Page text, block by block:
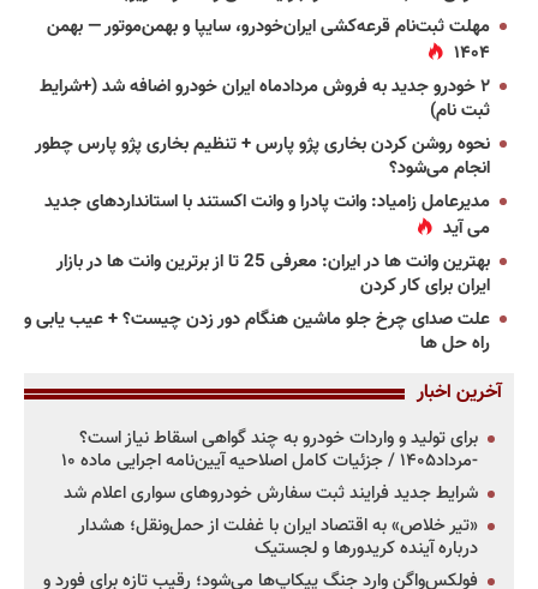
مهلت ثبت‌نام قرعه‌کشی ایران‌خودرو، سایپا و بهمن‌موتور — بهمن
۱۴۰۴
۲ خودرو جدید به فروش مردادماه ایران خودرو اضافه شد (+شرایط
ثبت نام)
نحوه روشن کردن بخاری پژو پارس + تنظیم بخاری پژو پارس چطور
انجام می‌شود؟
مدیرعامل زامیاد: وانت پادرا و وانت اکستند با استانداردهای جدید
می آید
بهترین وانت ها در ایران: معرفی 25 تا از برترین وانت ها در بازار
ایران برای کار کردن
علت صدای چرخ جلو ماشین هنگام دور زدن چیست؟ + عیب یابی و
راه حل ها
آخرین اخبار
برای تولید و واردات خودرو به چند گواهی اسقاط نیاز است؟
-مرداد۱۴۰۵ / جزئیات کامل اصلاحیه آیین‌نامه اجرایی ماده ۱۰
شرایط جدید فرایند ثبت سفارش خودروهای سواری اعلام شد
«تیر خلاص» به اقتصاد ایران با غفلت از حمل‌ونقل؛ هشدار
درباره آینده کریدورها و لجستیک
فولکس‌واگن وارد جنگ پیکاپ‌ها می‌شود؛ رقیب تازه برای فورد و